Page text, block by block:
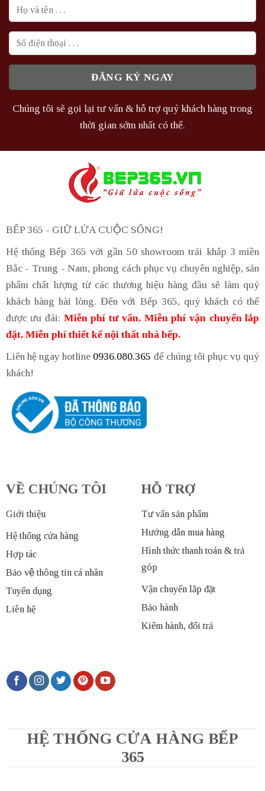
Chúng tôi sẽ gọi lại tư vấn & hỗ trợ quý khách hàng trong
thời gian sớm nhất có thể.
BẾP 365 - GIỮ LỬA CUỘC SỐNG!
Hệ thống Bếp 365 với gần 50 showroom trải khắp 3 miền
Bắc - Trung - Nam, phong cách phục vụ chuyên nghiệp, sản
phẩm chất lượng từ các thương hiệu hàng đầu sẽ làm quý
khách hàng hài lòng. Đến với Bếp 365, quý khách có thể
được ưu đãi: Miễn phí tư vấn, Miễn phí vận chuyển lắp
đặt, Miễn phí thiết kế nội thất nhà bếp.
Liên hệ ngay hotline 0936.080.365 để chúng tôi phục vụ quý
khách!
VỀ CHÚNG TÔI
Giới thiệu
Hệ thống cửa hàng
Hợp tác
Bảo vệ thông tin cá nhân
Tuyển dụng
Liên hệ
HỖ TRỢ
Tư vấn sản phẩm
Hướng dẫn mua hàng
Hình thức thanh toán & trả
góp
Vận chuyển lắp đặt
Bảo hành
Kiểm hành, đổi trả
HỆ THỐNG CỬA HÀNG BẾP
365